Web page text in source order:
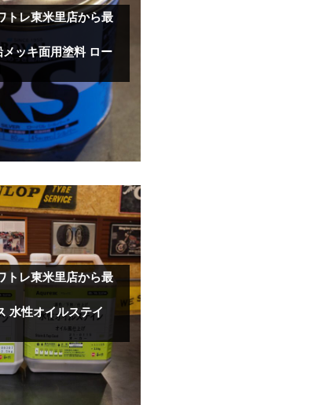
トレ東米里店から最
メッキ面用塗料 ロー
トレ東米里店から最
水性オイルステイ